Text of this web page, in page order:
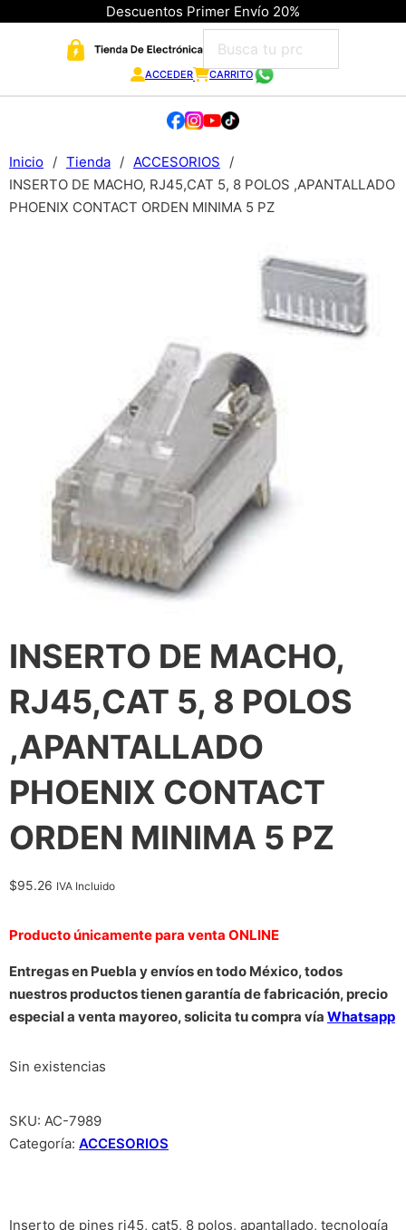
Descuentos Primer Envío 20%
ACCEDER CARRITO
Inicio / Tienda / ACCESORIOS
/
INSERTO DE MACHO, RJ45,CAT 5, 8 POLOS ,APANTALLADO
PHOENIX CONTACT ORDEN MINIMA 5 PZ
INSERTO DE MACHO,
RJ45,CAT 5, 8 POLOS
,APANTALLADO
PHOENIX CONTACT
ORDEN MINIMA 5 PZ
$95.26 IVA Incluido
Producto únicamente para venta ONLINE
Entregas en Puebla y envíos en todo México, todos
nuestros productos tienen garantía de fabricación, precio
especial a venta mayoreo, solicita tu compra vía Whatsapp
Sin existencias
SKU: AC-7989
Categoría: ACCESORIOS
Inserto de pines rj45, cat5, 8 polos, apantallado, tecnología